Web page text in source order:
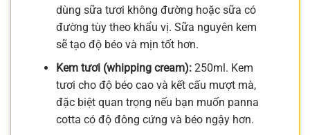
dùng sữa tươi không đường hoặc sữa có
đường tùy theo khẩu vị. Sữa nguyên kem
sẽ tạo độ béo và mịn tốt hơn.
Kem tươi (whipping cream):250ml. Kem
tươi cho độ béo cao và kết cấu mượt mà,
đặc biệt quan trọng nếu bạn muốn panna
cotta có độ đông cứng và béo ngậy hơn.